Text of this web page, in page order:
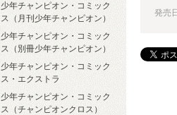
発売
少年チャンピオン・コミック
ス（月刊少年チャンピオン）
少年チャンピオン・コミック
ス（別冊少年チャンピオン）
少年チャンピオン・コミック
ス・エクストラ
少年チャンピオン・コミック
ス（チャンピオンクロス）